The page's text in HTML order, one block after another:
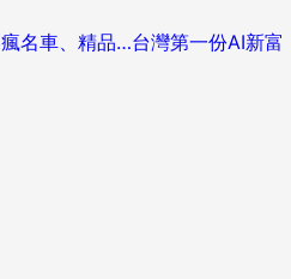
名車、精品…台灣第一份AI新富